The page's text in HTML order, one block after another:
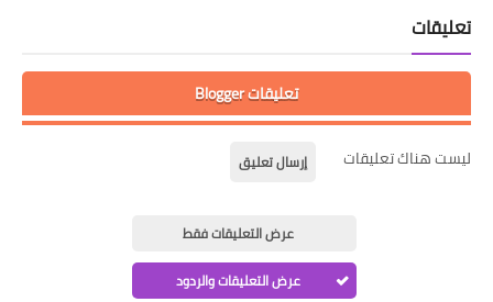
تعليقات
تعليقات Blogger
ليست هناك تعليقات إرسال تعليق
عرض التعليقات فقط
عرض التعليقات والردود